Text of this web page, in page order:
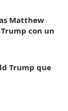
Matthew
con un
Trump que